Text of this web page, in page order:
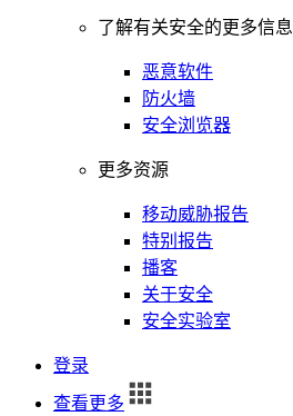
了解有关安全的更多信息
恶意软件
防火墙
安全浏览器
更多资源
移动威胁报告
特别报告
播客
关于安全
安全实验室
登录
查看更多